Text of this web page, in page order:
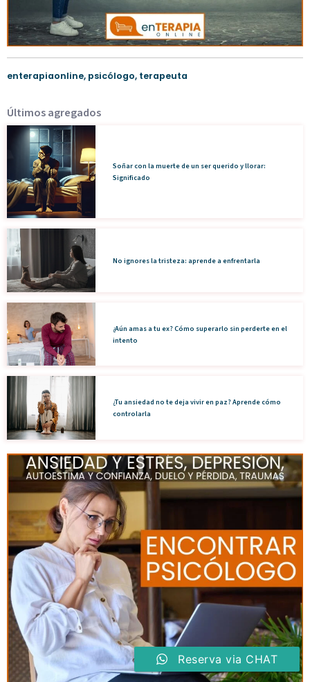
enterapiaonline, psicólogo, terapeuta
Últimos agregados
Soñar con la muerte de un ser querido y llorar:
Significado
No ignores la tristeza: aprende a enfrentarla
¿Aún amas a tu ex? Cómo superarlo sin perderte en el
intento
¿Tu ansiedad no te deja vivir en paz? Aprende cómo
controlarla
Reserva via CHAT